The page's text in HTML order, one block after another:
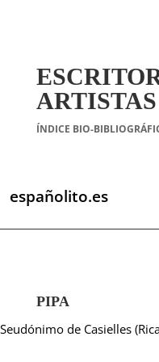
ÍNDICE BIO-
españolito.es
PIPA
Seudónimo de Casielles